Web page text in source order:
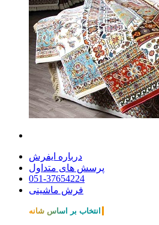
درباره ایفرش
پرسش های متداول
051-37654224
فرش ماشینی
انتخاب بر اساس شانه